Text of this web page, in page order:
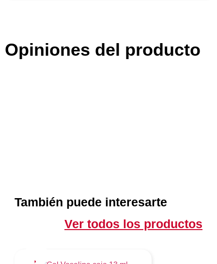
Opiniones del producto
También puede interesarte
Ver todos los productos